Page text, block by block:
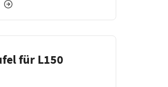
für L150